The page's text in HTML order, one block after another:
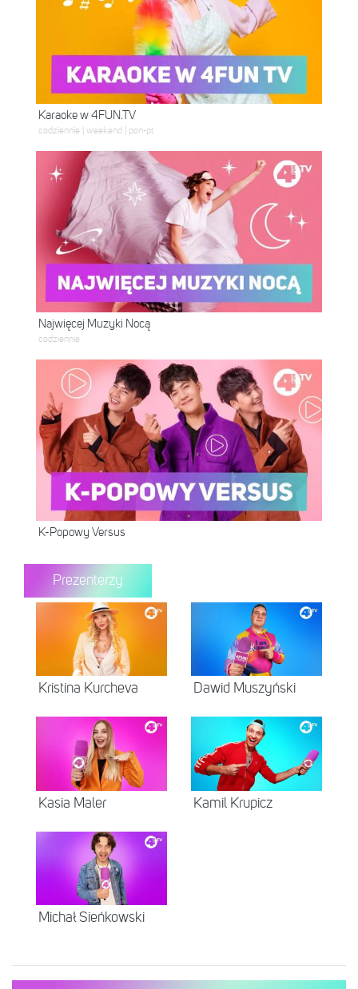
Karaoke w 4FUN.TV
codziennie | weekend | pon-pt
Najwięcej Muzyki Nocą
codziennie
K-Popowy Versus
Prezenterzy
Kristina Kurcheva Dawid Muszyński
Kasia Maler Kamil Krupicz
Michał Sieńkowski